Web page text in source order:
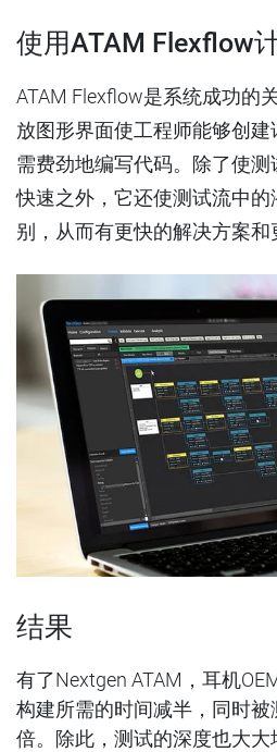
使用ATAM Flexflow
ATAM Flexflow是系统成功的
放图形界面使工程师能够创
需费劲地编写代码。除了使
快速之外，它还使测试流中
别，从而有更快的解决方案和
结果
有了Nextgen ATAM，耳机
构建所需的时间减半，同时
倍。除此，测试的深度也大